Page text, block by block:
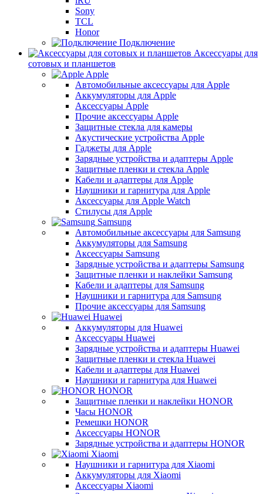
Sony
TCL
Honor
Подключение
Аксессуары для
сотовых и планшетов
Apple
Автомобильные аксессуары для Apple
Аккумуляторы для Apple
Аксессуары Apple
Прочие аксессуары Apple
Защитные стекла для камеры
Акустические устройства Apple
Гаджеты для Apple
Зарядные устройства и адаптеры Apple
Защитные пленки и стекла Apple
Кабели и адаптеры для Apple
Наушники и гарнитура для Apple
Аксессуары для Apple Watch
Стилусы для Apple
Samsung
Автомобильные аксессуары для Samsung
Аккумуляторы для Samsung
Аксессуары Samsung
Зарядные устройства и адаптеры Samsung
Защитные пленки и наклейки Samsung
Кабели и адаптеры для Samsung
Наушники и гарнитура для Samsung
Прочие аксессуары для Samsung
Huawei
Аккумуляторы для Huawei
Аксессуары Huawei
Зарядные устройства и адаптеры Huawei
Защитные пленки и стекла Huawei
Кабели и адаптеры для Huawei
Наушники и гарнитура для Huawei
HONOR
Защитные пленки и наклейки HONOR
Часы HONOR
Ремешки HONOR
Аксессуары HONOR
Зарядные устройства и адаптеры HONOR
Xiaomi
Наушники и гарнитура для Xiaomi
Аккумуляторы для Xiaomi
Аксессуары Xiaomi